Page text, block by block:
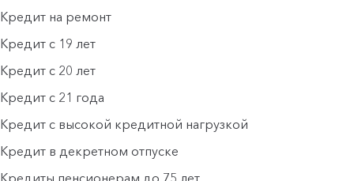
Кредит на ремонт
Кредит с 19 лет
Кредит с 20 лет
Кредит с 21 года
Кредит с высокой кредитной нагрузкой
Кредит в декретном отпуске
Кредиты пенсионерам до 75 лет